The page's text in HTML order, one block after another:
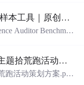
浏览器工作流选择器韧性基准样本工具｜原创源码+测试+离线报告
Auditor Benchmar
不同批次的准确
HTML/SVG报告、
（共87页PPT）地产项目绿色主题拾荒跑活动策划方案.pptx
跑活动策划方案.ppt